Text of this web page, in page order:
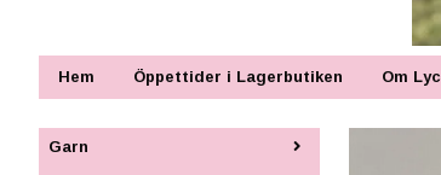
Hem Öppettider i Lagerbutiken Om
Garn